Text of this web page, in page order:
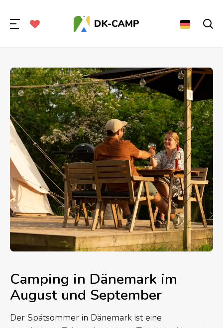
Camping in Dänemark im
August und September
Der Spätsommer in Dänemark ist eine